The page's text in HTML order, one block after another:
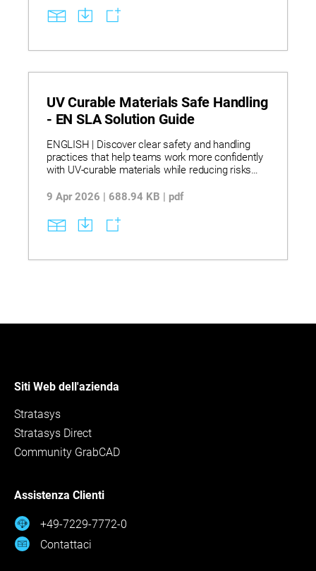
UV Curable Materials Safe Handling
- EN SLA Solution Guide
ENGLISH | Discover clear safety and handling
practices that help teams work more confidently
with UV‑curable materials while reducing risks
workflows that use UV‑curable resins, controlled
methods to support stable curing and consistent
part quality. See how correct handling, ventilation,
operations, less waste, and smoother day‑to‑day
9 Apr 2026 | 688.94 KB | pdf
Siti Web dell'azienda
Stratasys
Stratasys Direct
Community GrabCAD
Assistenza Clienti
+49-7229-7772-0
Contattaci